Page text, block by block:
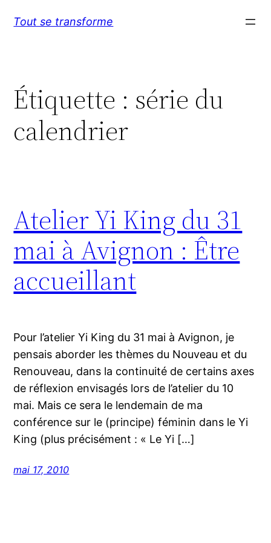
Tout se transforme
Étiquette : série du
calendrier
Atelier Yi King du 31
mai à Avignon : Être
accueillant
Pour l’atelier Yi King du 31 mai à Avignon, je
pensais aborder les thèmes du Nouveau et du
Renouveau, dans la continuité de certains axes
de réflexion envisagés lors de l’atelier du 10
mai. Mais ce sera le lendemain de ma
conférence sur le (principe) féminin dans le Yi
King (plus précisément : « Le Yi […]
mai 17, 2010